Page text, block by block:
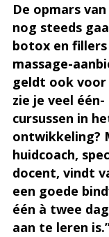
De opmars
nog steeds
botox en fillers
massage-
geldt ook voor
zie je veel
cursussen in
ontwikkeling?
huidcoach,
docent, vindt
een goede
één à twee
aan te leren